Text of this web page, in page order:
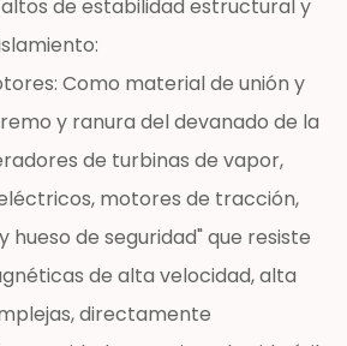
de estabilidad estructural y
Como material de unión y
y ranura del devanado de la
de turbinas de vapor,
motores de tracción,
hueso de seguridad" que resiste
de alta velocidad, alta
directamente